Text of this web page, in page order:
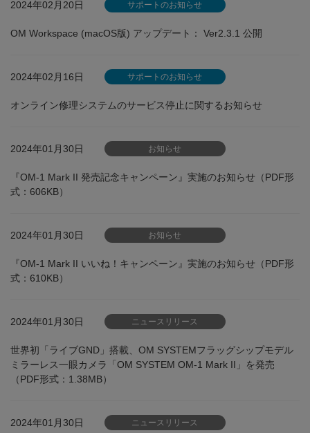
2024年02月20日 サポートのお知らせ
OM Workspace (macOS版) アップデート： Ver2.3.1 公開
2024年02月16日 サポートのお知らせ
オンライン修理システムのサービス停止に関するお知らせ
2024年01月30日 お知らせ
『OM-1 Mark II 発売記念キャンペーン』実施のお知らせ（PDF形
式：606KB）
2024年01月30日 お知らせ
『OM-1 Mark II いいね！キャンペーン』実施のお知らせ（PDF形
式：610KB）
2024年01月30日 ニュースリリース
世界初「ライブGND」搭載、OM SYSTEMフラッグシップモデル
ミラーレス一眼カメラ「OM SYSTEM OM-1 Mark II」を発売
（PDF形式：1.38MB）
2024年01月30日 ニュースリリース